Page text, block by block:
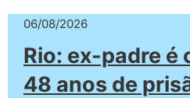
06/08/2026
Rio: ex-padre é
48 anos de